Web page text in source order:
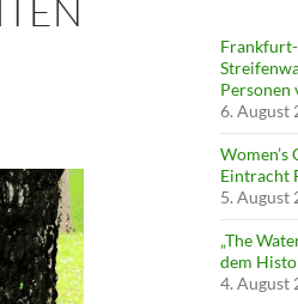
Personen
6. August
Women’s
Eintracht
5. August
„The
dem
4. August